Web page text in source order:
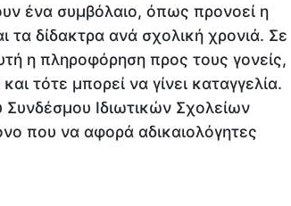
ένα συμβόλαιο, όπως προνοεί η
τα δίδακτρα ανά σχολική χρονιά. Σε
η πληροφόρηση προς τους γονείς,
τότε μπορεί να γίνει καταγγελία.
Ιδιωτικών Σχολείων
που να αφορά αδικαιολόγητες